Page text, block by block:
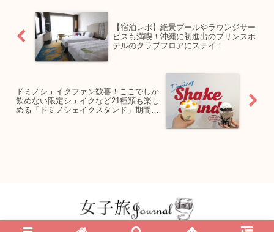
【宿泊レポ】絶景プールやラウンジサー
ビスも満喫！沖縄に初進出のプリンスホ
テルのクラブフロアにステイ！
ドミノシェイクファン歓喜！ここでしか
飲めない限定シェイクなど21種類も楽し
める「ドミノシェイクスタンド」期間限